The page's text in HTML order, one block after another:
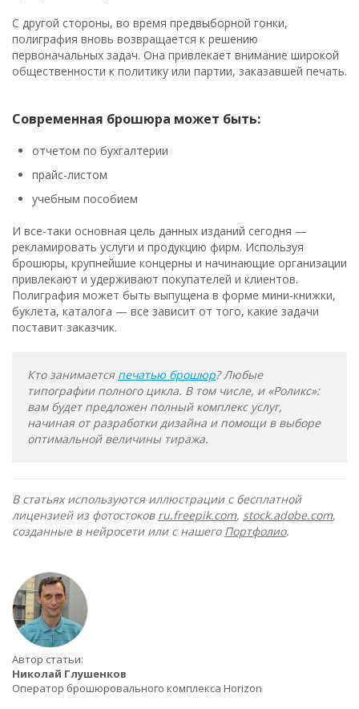
С другой стороны, во время предвыборной гонки,
полиграфия вновь возвращается к решению
первоначальных задач. Она привлекает внимание широкой
общественности к политику или партии, заказавшей печать.
Современная брошюра может быть:
отчетом по бухгалтерии
прайс-листом
учебным пособием
И все-таки основная цель данных изданий сегодня —
рекламировать услуги и продукцию фирм. Используя
брошюры, крупнейшие концерны и начинающие организации
привлекают и удерживают покупателей и клиентов.
Полиграфия может быть выпущена в форме мини-книжки,
буклета, каталога — все зависит от того, какие задачи
поставит заказчик.
Кто занимается печатью брошюр? Любые
типографии полного цикла. В том числе, и «Роликс»:
вам будет предложен полный комплекс услуг,
начиная от разработки дизайна и помощи в выборе
оптимальной величины тиража.
В статьях используются иллюстрации с бесплатной
лицензией из фотостоков ru.freepik.com, stock.adobe.com,
созданные в нейросети или с нашего Портфолио.
Автор статьи:
Николай Глушенков
Оператор брошюровального комплекса Horizon